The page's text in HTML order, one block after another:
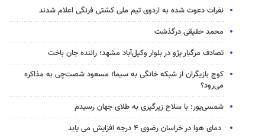
نفرات دعوت شده به اردوی تیم ملی کشتی فرنگی اعلام شدند
محمد حقیقی درگذشت
تصادف مرگبار پژو در بلوار وکیل‌آباد مشهد؛ راننده جان باخت
کوچ بازیگران از شبکه خانگی به سیما؛ مسعود شصت‌چی به مذاکره
می‌رود؟
شمسی‌پور: با سلاح زیرگیری به طلای جهان رسیدم
دمای هوا در خراسان رضوی ۴ درجه افزایش می یابد